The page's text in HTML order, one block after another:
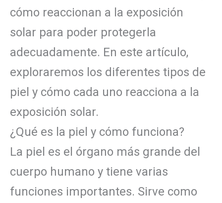
cómo reaccionan a la exposición
solar para poder protegerla
adecuadamente. En este artículo,
exploraremos los diferentes tipos de
piel y cómo cada uno reacciona a la
exposición solar.
¿Qué es la piel y cómo funciona?
La piel es el órgano más grande del
cuerpo humano y tiene varias
funciones importantes. Sirve como